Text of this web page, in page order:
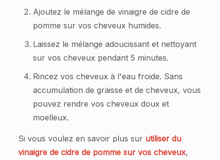
Ajoutez le mélange de vinaigre de cidre de
pomme sur vos cheveux humides.
Laissez le mélange adoucissant et nettoyant
sur vos cheveux pendant 5 minutes.
Rincez vos cheveux à l'eau froide. Sans
accumulation de graisse et de cheveux, vous
pouvez rendre vos cheveux doux et
moelleux.
Si vous voulez en savoir plus sur utiliser du
vinaigre de cidre de pomme sur vos cheveux,